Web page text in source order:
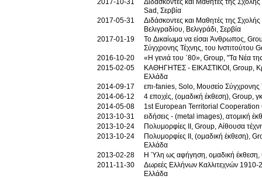
2017-10-31
Διδάσκοντες και Μαθητές της Σχολής
Sad, Σερβία
2017-05-31
Διδάσκοντες και Μαθητές της
Βελιγραδίου, Βελιγράδι, Σερβία
2017-01-19
Το Δικαίωμα να είσαι Άνθρωπος,
Σύγχρονης Τέχνης, του
2016-10-20
«Η γενιά του ΄80», Group, "Τα Νέα
2015-02-05
ΚΑΘΗΓΗΤΕΣ - ΕΙΚΑΣΤΙΚΟΙ, Group,
Ελλάδα
2014-09-17
επι-fanies, Solo, Μουσείο
2014-06-12
4 εποχές, (ομαδική έκθεση), Group,
2014-05-08
1st European Territorial Cooperation
2013-10-31
ειδήσεις - (metal images), ατομική
2013-10-24
Πολυμορφίες ΙΙ, Group, Αίθουσα
2013-10-24
Πολυμορφίες ΙΙ, (ομαδική έκθεση),
Ελλάδα
2013-02-28
Η Ύλη ως αφήγηση, ομαδική
2011-11-30
Δωρεές Ελλήνων Καλλιτεχνών
Ελλάδα